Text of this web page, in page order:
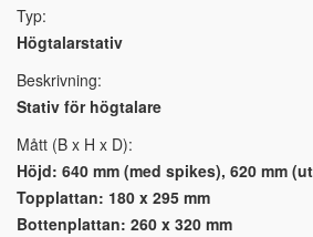
Typ:
Högtalarstativ
Beskrivning:
Stativ för högtalare
Mått (B x H x D):
Höjd: 640 mm (med spikes), 620 mm
Topplattan: 180 x 295 mm
Bottenplattan: 260 x 320 mm